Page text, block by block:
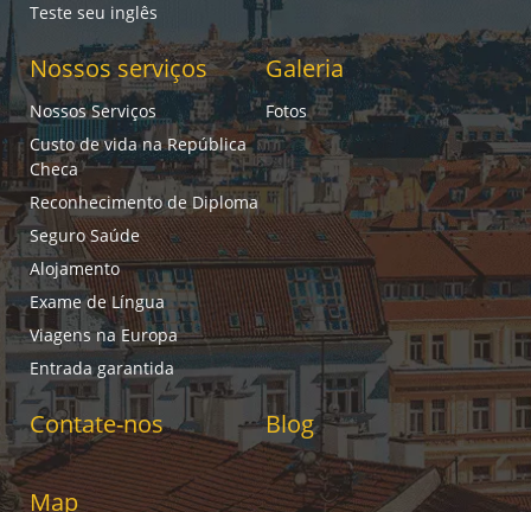
Teste seu inglês
Nossos serviços
Nossos Serviços
Custo de vida na República
Checa
Reconhecimento de Diploma
Seguro Saúde
Alojamento
Exame de Língua
Viagens na Europa
Entrada garantida
Galeria
Fotos
Contate-nos Blog
Map